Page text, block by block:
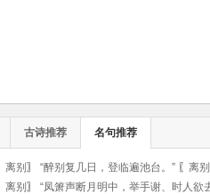
古诗推荐 名句推荐
离别 〗 “醉别复几日，登临遍池台。” 〖 离别
离别 〗 “凤箫声断月明中，举手谢、时人欲